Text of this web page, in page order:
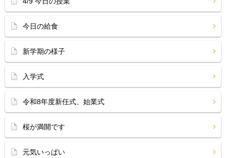
今日の給食
新学期の様子
入学式
令和8年度新任式、始業式
桜が満開です
元気いっぱい